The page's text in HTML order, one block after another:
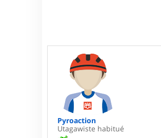
Pyroaction
Utagawiste habitué